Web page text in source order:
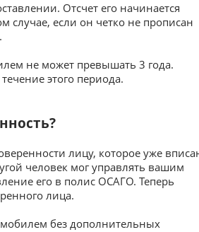
Отсчет его начинается
случае, если он четко не прописан
не может превышать 3 года.
этого периода.
лицу, которое уже
человек мог управлять вашим
его в полис ОСАГО. Теперь
лица.
без дополнительных